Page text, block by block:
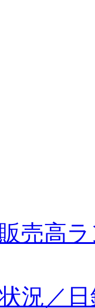
売高
況／